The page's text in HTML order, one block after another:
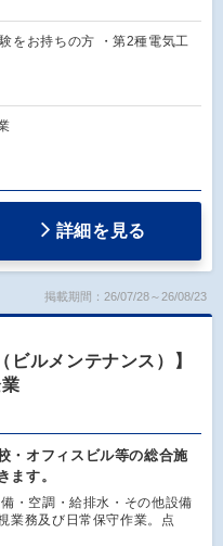
をお持ちの方 ・第2種電気工
詳細を見る
掲載期間：26/07/28～26/08/23
ルメンテナンス）】
・オフィスビル等の総合施
ます。
・空調・給排水・その他設備
業務及び日常保守作業。点